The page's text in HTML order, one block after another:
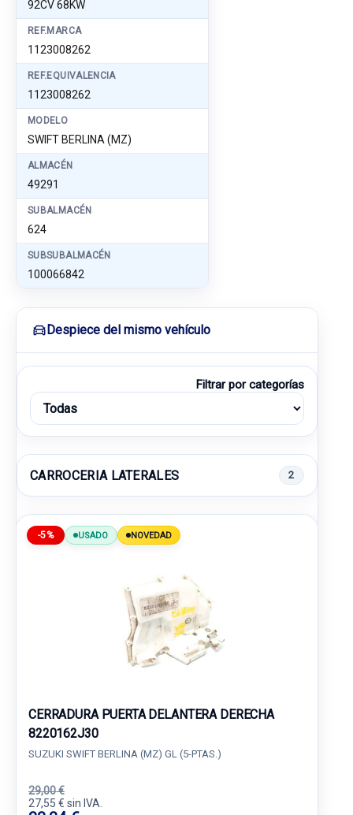
92CV 68KW
REF.MARCA
1123008262
REF.EQUIVALENCIA
1123008262
MODELO
SWIFT BERLINA (MZ)
ALMACÉN
49291
SUBALMACÉN
624
SUBSUBALMACÉN
100066842
Despiece del mismo vehículo
Filtrar por categorías
CARROCERIA LATERALES 2
-5% USADO NOVEDAD
CERRADURA PUERTA DELANTERA DERECHA
8220162J30
SUZUKI SWIFT BERLINA (MZ) GL (5-PTAS.)
29,00 €
27,55 € sin IVA.